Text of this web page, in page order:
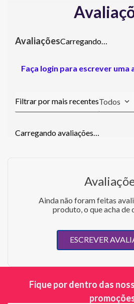
Carregando…
Faça login para escrever uma
Todos
Carregando avaliações…
Ainda não foram feitas
produto, o que acha de
ESCREVER
Fique por dentro das